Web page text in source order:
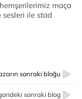
maça
sesleri ile stad
sonraki bloğu
sonraki blog